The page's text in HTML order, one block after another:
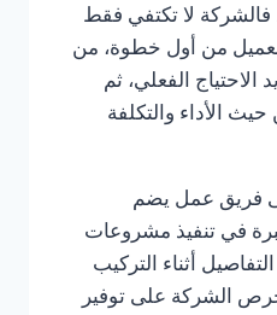
فالشركة لا تكتفي فقط
العميل من أول خطوة، من
الاحتياج الفعلي، ثم
الأداء والتكلفة
فريق عمل يضم
في تنفيذ مشروعات
أثناء التركيب
الشركة على توفير